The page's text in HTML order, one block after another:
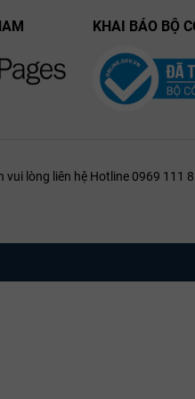
KHAI BÁO BỘ
lòng liên hệ Hotline 0969 111